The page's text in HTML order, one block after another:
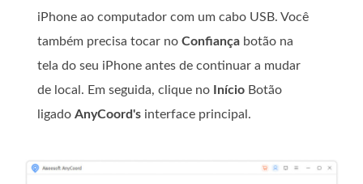
iPhone ao computador com um cabo USB. Você
também precisa tocar no Confiança botão na
tela do seu iPhone antes de continuar a mudar
de local. Em seguida, clique no
Início Botão
ligado AnyCoord's interface principal.